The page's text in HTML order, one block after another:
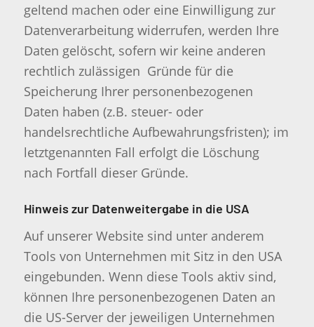
geltend machen oder eine Einwilligung zur
Datenverarbeitung widerrufen, werden Ihre
Daten gelöscht, sofern wir keine anderen
rechtlich zulässigen Gründe für die
Speicherung Ihrer personenbezogenen
Daten haben (z.B. steuer- oder
handelsrechtliche Aufbewahrungsfristen); im
letztgenannten Fall erfolgt die Löschung
nach Fortfall dieser Gründe.
Hinweis zur Datenweitergabe in die USA
Auf unserer Website sind unter anderem
Tools von Unternehmen mit Sitz in den USA
eingebunden. Wenn diese Tools aktiv sind,
können Ihre personenbezogenen Daten an
die US-Server der jeweiligen Unternehmen